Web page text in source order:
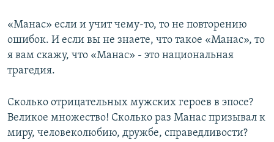
«Манас» если и учит чему-то, то не повторению
ошибок. И если вы не знаете, что такое «Манас», то
я вам скажу, что «Манас» - это национальная
трагедия.
Сколько отрицательных мужских героев в эпосе?
Великое множество! Сколько раз Манас призывал к
миру, человеколюбию, дружбе, справедливости?